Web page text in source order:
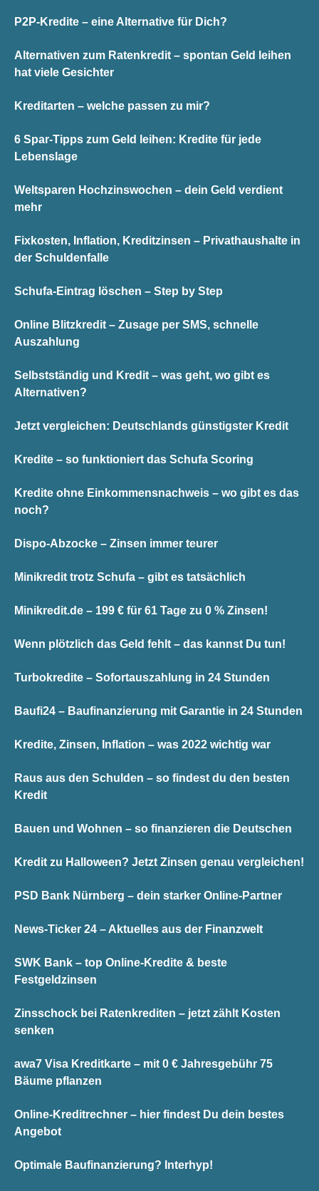
P2P-Kredite – eine Alternative für Dich?
Alternativen zum Ratenkredit – spontan Geld leihen
hat viele Gesichter
Kreditarten – welche passen zu mir?
6 Spar-Tipps zum Geld leihen: Kredite für jede
Lebenslage
Weltsparen Hochzinswochen – dein Geld verdient
mehr
Fixkosten, Inflation, Kreditzinsen – Privathaushalte in
der Schuldenfalle
Schufa-Eintrag löschen – Step by Step
Online Blitzkredit – Zusage per SMS, schnelle
Auszahlung
Selbstständig und Kredit – was geht, wo gibt es
Alternativen?
Jetzt vergleichen: Deutschlands günstigster Kredit
Kredite – so funktioniert das Schufa Scoring
Kredite ohne Einkommensnachweis – wo gibt es das
noch?
Dispo-Abzocke – Zinsen immer teurer
Minikredit trotz Schufa – gibt es tatsächlich
Minikredit.de – 199 € für 61 Tage zu 0 % Zinsen!
Wenn plötzlich das Geld fehlt – das kannst Du tun!
Turbokredite – Sofortauszahlung in 24 Stunden
Baufi24 – Baufinanzierung mit Garantie in 24 Stunden
Kredite, Zinsen, Inflation – was 2022 wichtig war
Raus aus den Schulden – so findest du den besten
Kredit
Bauen und Wohnen – so finanzieren die Deutschen
Kredit zu Halloween? Jetzt Zinsen genau vergleichen!
PSD Bank Nürnberg – dein starker Online-Partner
News-Ticker 24 – Aktuelles aus der Finanzwelt
SWK Bank – top Online-Kredite & beste
Festgeldzinsen
Zinsschock bei Ratenkrediten – jetzt zählt Kosten
senken
awa7 Visa Kreditkarte – mit 0 € Jahresgebühr 75
Bäume pflanzen
Online-Kreditrechner – hier findest Du dein bestes
Angebot
Optimale Baufinanzierung? Interhyp!